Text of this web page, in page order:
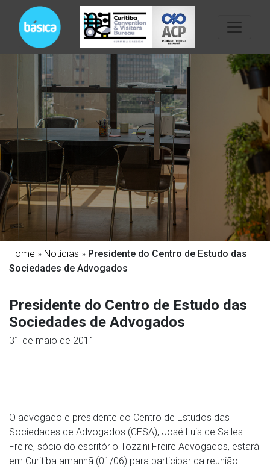
Home » Notícias » Presidente do Centro de Estudo das
Sociedades de Advogados
Presidente do Centro de Estudo das
Sociedades de Advogados
31 de maio de 2011
O advogado e presidente do Centro de Estudos das
Sociedades de Advogados (CESA), José Luis de Salles
Freire, sócio do escritório Tozzini Freire Advogados, estará
em Curitiba amanhã (01/06) para participar da reunião